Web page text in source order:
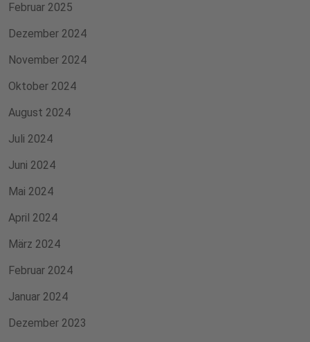
Februar 2025
Dezember 2024
November 2024
Oktober 2024
August 2024
Juli 2024
Juni 2024
Mai 2024
April 2024
März 2024
Februar 2024
Januar 2024
Dezember 2023